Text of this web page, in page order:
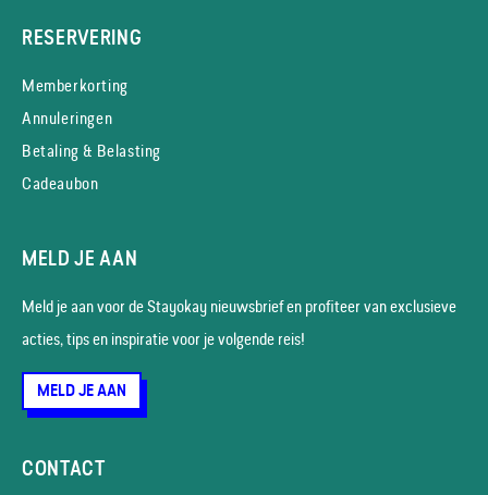
RESERVERING
Memberkorting
Annuleringen
Betaling & Belasting
Cadeaubon
MELD JE AAN
Meld je aan voor de Stayokay nieuws­brief en profiteer van exclusieve
acties, tips en inspiratie voor je volgende reis!
MELD JE AAN
CONTACT